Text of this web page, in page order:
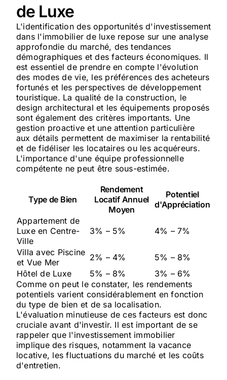
de Luxe
L'identification des opportunités d'investissement
dans l'immobilier de luxe repose sur une analyse
approfondie du marché, des tendances
démographiques et des facteurs économiques. Il
est essentiel de prendre en compte l'évolution
des modes de vie, les préférences des acheteurs
fortunés et les perspectives de développement
touristique. La qualité de la construction, le
design architectural et les équipements proposés
sont également des critères importants. Une
gestion proactive et une attention particulière
aux détails permettent de maximiser la rentabilité
et de fidéliser les locataires ou les acquéreurs.
L'importance d'une équipe professionnelle
compétente ne peut être sous-estimée.
Type de Bien
Rendement
Locatif Annuel
Moyen
Potentiel
d'Appréciation
Appartement de
Luxe en Centre-
Ville
3% – 5% 4% – 7%
Villa avec Piscine
et Vue Mer
2% – 4%
5% – 8%
Hôtel de Luxe
5% – 8%
3% – 6%
Comme on peut le constater, les rendements
potentiels varient considérablement en fonction
du type de bien et de sa localisation.
L'évaluation minutieuse de ces facteurs est donc
cruciale avant d'investir. Il est important de se
rappeler que l'investissement immobilier
implique des risques, notamment la vacance
locative, les fluctuations du marché et les coûts
d'entretien.